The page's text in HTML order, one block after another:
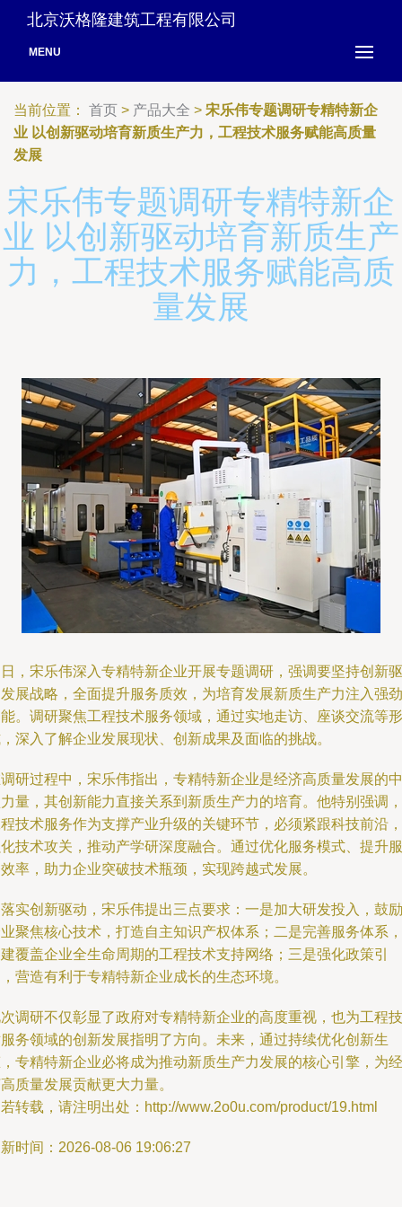
北京沃格隆建筑工程有限公司
MENU
当前位置： 首页 > 产品大全 > 宋乐伟专题调研专精特新企
业 以创新驱动培育新质生产力，工程技术服务赋能高质量
发展
宋乐伟专题调研专精特新企
业 以创新驱动培育新质生产
力，工程技术服务赋能高质
量发展
，宋乐伟深入专精特新企业开展专题调研，强调要坚持创新驱
展战略，全面提升服务质效，为培育发展新质生产力注入强劲
。调研聚焦工程技术服务领域，通过实地走访、座谈交流等形
深入了解企业发展现状、创新成果及面临的挑战。
研过程中，宋乐伟指出，专精特新企业是经济高质量发展的中
量，其创新能力直接关系到新质生产力的培育。他特别强调，
技术服务作为支撑产业升级的关键环节，必须紧跟科技前沿，
技术攻关，推动产学研深度融合。通过优化服务模式、提升服
率，助力企业突破技术瓶颈，实现跨越式发展。
实创新驱动，宋乐伟提出三点要求：一是加大研发投入，鼓励
聚焦核心技术，打造自主知识产权体系；二是完善服务体系，
覆盖企业全生命周期的工程技术支持网络；三是强化政策引
营造有利于专精特新企业成长的生态环境。
调研不仅彰显了政府对专精特新企业的高度重视，也为工程技
务领域的创新发展指明了方向。未来，通过持续优化创新生
专精特新企业必将成为推动新质生产力发展的核心引擎，为经
质量发展贡献更大力量。
转载，请注明出处：http://www.2o0u.com/product/19.html
时间：2026-08-06 19:06:27